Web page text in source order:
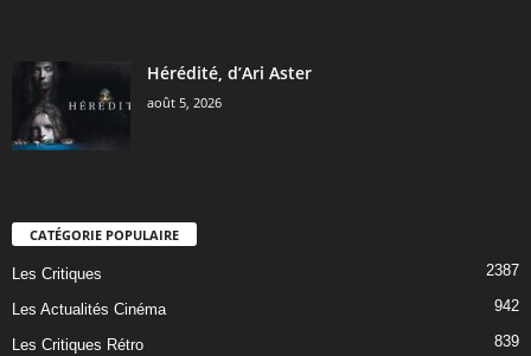
Hérédité, d’Ari Aster
août 5, 2026
CATÉGORIE POPULAIRE
Les Critiques 2387
Les Actualités Cinéma 942
Les Critiques Rétro 839